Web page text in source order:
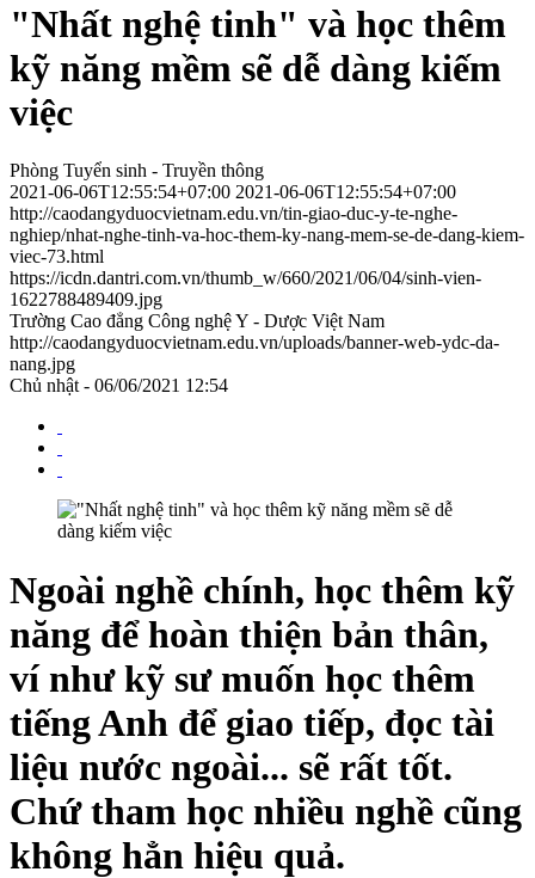
"Nhất nghệ tinh" và học thêm
kỹ năng mềm sẽ dễ dàng kiếm
việc
Phòng Tuyển sinh - Truyền thông
2021-06-06T12:55:54+07:00 2021-06-06T12:55:54+07:00
http://caodangyduocvietnam.edu.vn/tin-giao-duc-y-te-nghe-
nghiep/nhat-nghe-tinh-va-hoc-them-ky-nang-mem-se-de-dang-kiem-
viec-73.html
https://icdn.dantri.com.vn/thumb_w/660/2021/06/04/sinh-vien-
1622788489409.jpg
Trường Cao đẳng Công nghệ Y - Dược Việt Nam
http://caodangyduocvietnam.edu.vn/uploads/banner-web-ydc-da-
nang.jpg
Chủ nhật - 06/06/2021 12:54
Ngoài nghề chính, học thêm kỹ
năng để hoàn thiện bản thân,
ví như kỹ sư muốn học thêm
tiếng Anh để giao tiếp, đọc tài
liệu nước ngoài... sẽ rất tốt.
Chứ tham học nhiều nghề cũng
không hẳn hiệu quả.